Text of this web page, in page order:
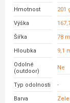
Hmotnost 201
Výška
Šířka 78
Hloubka 9,1
Odolné
(outdoor)
Ne
Typ odolnosti -
Barva